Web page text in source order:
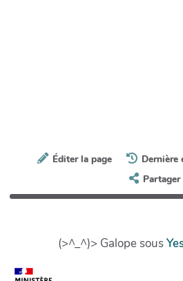
Éditer la page
Dernière
Partager
(>^_^)> Galope sous